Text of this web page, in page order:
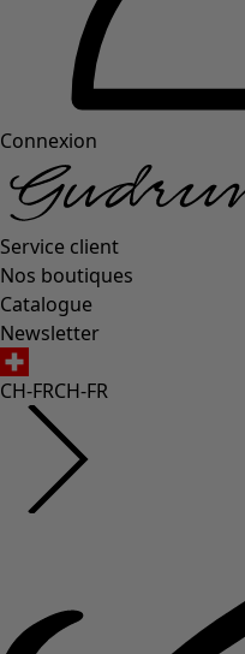
Connexion
Service client
Nos boutiques
Catalogue
Newsletter
CH-FRCH-FR